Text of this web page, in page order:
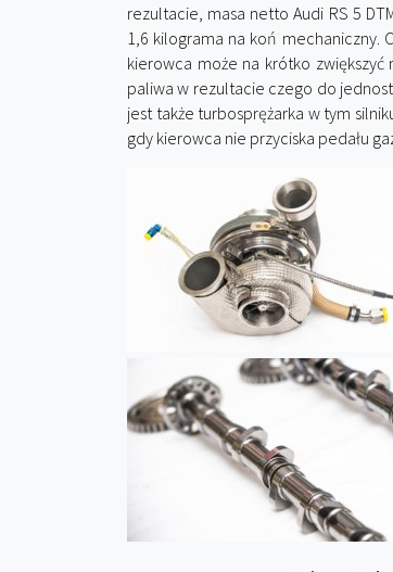
rezultacie, masa netto Audi RS 5
1,6 kilograma na koń mechaniczny.
kierowca może na krótko zwiększyć
paliwa w rezultacie czego do
jest także turbosprężarka w tym
gdy kierowca nie przyciska pedału